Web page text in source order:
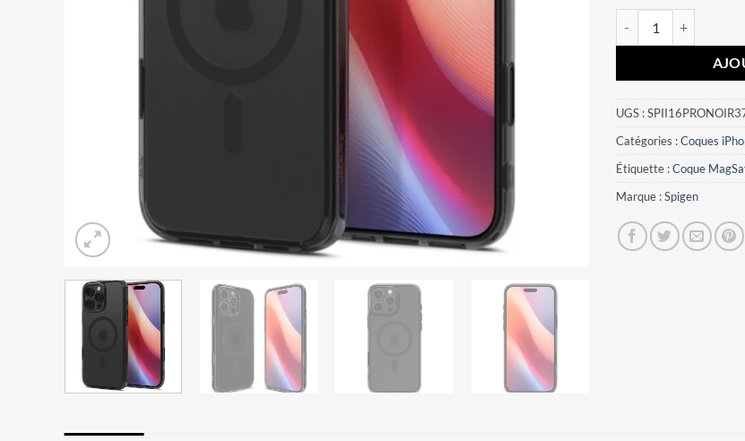
UGS :
Catégories :Coques
Étiquette :Coque
Marque :Spigen